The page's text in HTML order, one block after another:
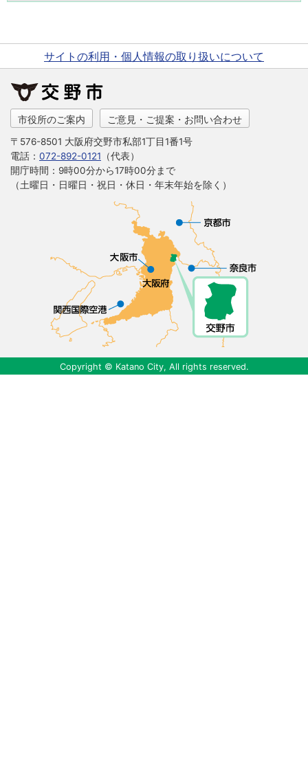
サイトの利用・個人情報の取り扱いについて
市役所のご案内 ご意見・ご提案・お問い合わせ
〒576-8501 大阪府交野市私部1丁目1番1号
電話： 072-892-0121 （代表）
開庁時間：9時00分から17時00分まで
（土曜日・日曜日・祝日・休日・年末年始を除く）
Copyright © Katano City, All rights reserved.